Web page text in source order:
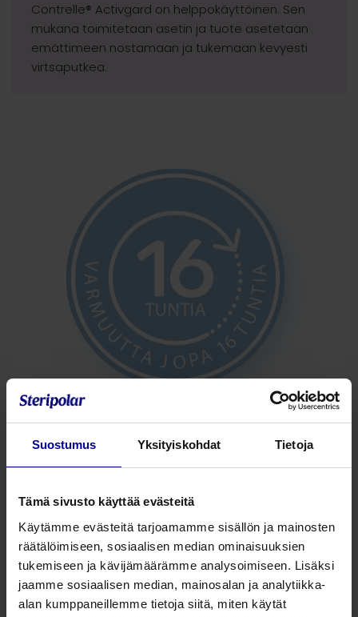
Suostumus Yksityiskohdat Tietoja
Tämä sivusto käyttää evästeitä
Käytämme evästeitä tarjoamamme sisällön ja mainosten
räätälöimiseen, sosiaalisen median ominaisuuksien
tukemiseen ja kävijämäärämme analysoimiseen. Lisäksi
jaamme sosiaalisen median, mainosalan ja analytiikka-
alan kumppaneillemme tietoja siitä, miten käytät
Contrelle® Activgard on helppokäyttöinen. Sen
mukana toimitetaan asetin ja tuote asetetaan
emättimeen nostamaan ja tukemaan kevyesti
virtsaputkea.
Kuinka pitkään Contrelle® Activgardia
Voit pitää Contrelle® Activgardia enintään 16
tuntia päivässä tai käyttää sitä vain silloin, kun
harrastat liikuntaa. Kutakin Contrelle® Activgardia
voi käyttää vain kerran.
Voiko Contrelle® Activgardia käyttää
kuukautisten aikana?